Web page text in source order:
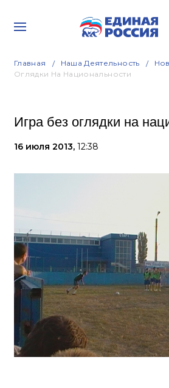
Главная Наша Деятельность
Оглядки На Национальности
Игра без оглядки на
16 июля 2013, 12:38